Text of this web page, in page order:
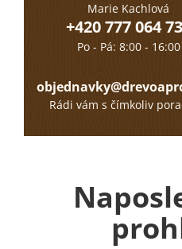
Marie Kachlová
+420 777 064
Po - Pá: 8:00 - 16:00
Rádi vám s čímkoliv